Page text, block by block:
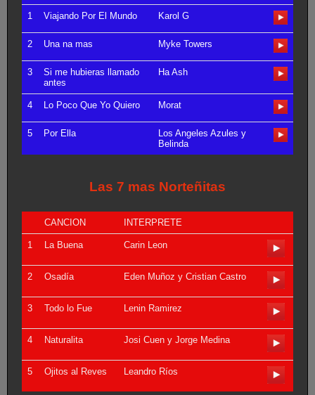
1 Viajando Por El Mundo Karol G
2 Una na mas Myke Towers
3
Si me hubieras llamado
antes
Ha Ash
4 Lo Poco Que Yo Quiero Morat
5 Por Ella
Los Angeles Azules y
Belinda
Las 7 mas Norteñitas
CANCION INTERPRETE
1 La Buena Carin Leon
2 Osadía Eden Muñoz y Cristian Castro
3 Todo lo Fue Lenin Ramirez
4 Naturalita Josi Cuen y Jorge Medina
5 Ojitos al Reves Leandro Ríos